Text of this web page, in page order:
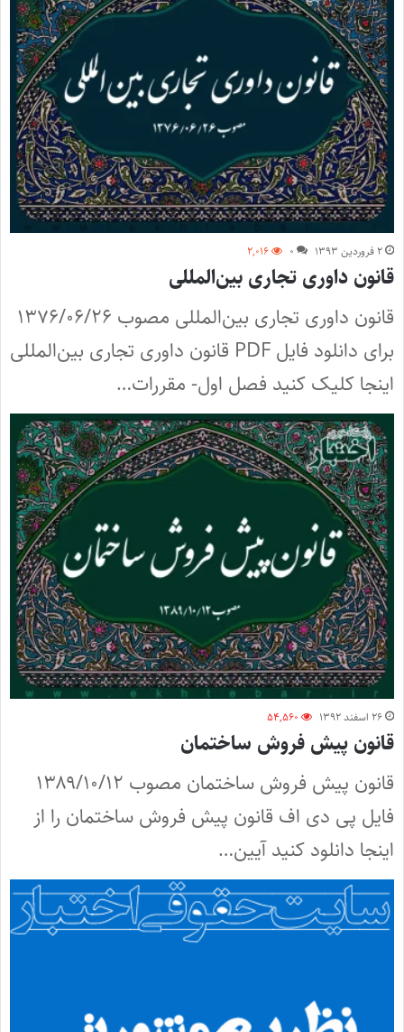
۲ فروردین ۱۳۹۳ ۰ ۲,۰۱۶
‌قانون داوری تجاری بین‌المللی
‌قانون داوری تجاری بین‌المللی مصوب ۱۳۷۶/۰۶/۲۶
برای دانلود فایل PDF‌ قانون داوری تجاری بین‌المللی
اینجا کلیک کنید ‌فصل اول- مقررات…
۲۶ اسفند ۱۳۹۲ ۵۴,۵۶۰
قانون پیش ‌فروش ساختمان
قانون پیش ‌فروش ساختمان مصوب ۱۳۸۹/۱۰/۱۲
فایل پی دی اف قانون پیش ‌فروش ساختمان را از
اینجا دانلود کنید آیین…